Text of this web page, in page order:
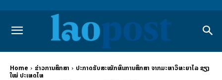
Home ຂ່າວການສຶກສາ
ປະກາດຮັບສະໝັກທຶນການສຶກສາ ຈາກມະຫາວິທະຍາໄລ ຊຽງ
ໃໝ່ ປະເທດໄທ